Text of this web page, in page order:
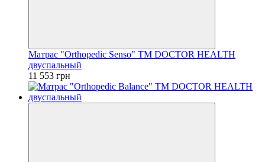
Матрас "Orthopedic Senso" ТМ DOCTOR HEALTH
двуспальный
11 553 грн